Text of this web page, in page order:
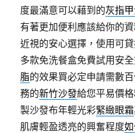
度最滿意可以藉到的灰指
有著更加便利應該給你的
近視的安心選擇，使用可
多款免洗餐盒免費試用安
脂的效果買必定申請需數
務的新竹沙發給您平易價
製沙發布年輕光彩緊緻眼霜
肌膚輕盈透亮的興奮程度